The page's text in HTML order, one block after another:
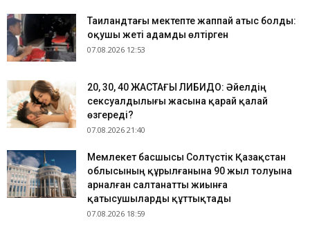
Таиландтағы мектепте жаппай атыс болды:
оқушы жеті адамды өлтірген
07.08.2026 12:53
​20, 30, 40 ЖАСТАҒЫ ЛИБИДО: Әйелдің
сексуалдылығы жасына қарай қалай
өзгереді?
07.08.2026 21:40
Мемлекет басшысы Солтүстік Қазақстан
облысының құрылғанына 90 жыл толуына
арналған салтанатты жиынға
қатысушыларды құттықтады
07.08.2026 18:59